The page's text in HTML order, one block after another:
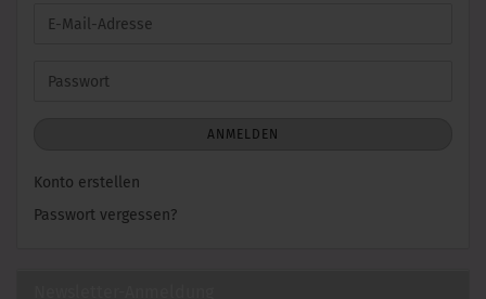
E-
Passwort
ANMELDEN
Konto erstellen
Passwort vergessen?